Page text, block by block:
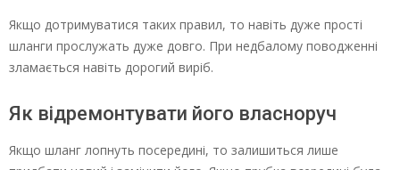
Якщо дотримуватися таких правил, то навіть дуже прості
шланги прослужать дуже довго. При недбалому поводженні
зламається навіть дорогий виріб.
Як відремонтувати його власноруч
Якщо шланг лопнуть посередині, то залишиться лише